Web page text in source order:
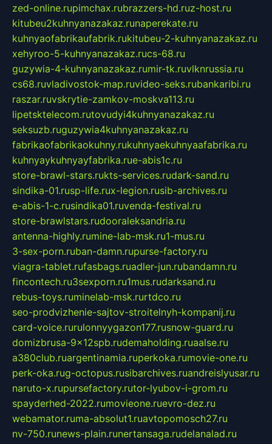
zed-online.rupimchax.rubrazzers-hd.ruz-host.ru
kitubeu2kuhnyanazakaz.runaperekate.ru
kuhnyaofabrikaufabrik.rukitubeu-2-kuhnyanazakaz.ru
xehyroo-5-kuhnyanazakaz.rucs-68.ru
guzywia-4-kuhnyanazakaz.rumir-tk.ruvlknrussia.ru
cs68.ruvladivostok-map.ruvideo-seks.rubankaribi.ru
raszar.ruvskrytie-zamkov-moskva113.ru
lipetsktelecom.rutovudyi4kuhnyanazakaz.ru
seksuzb.ruguzywia4kuhnyanazakaz.ru
fabrikaofabrikaokuhny.rukuhnyaekuhnyaafabrika.ru
kuhnyaykuhnyayfabrika.rue-abis1c.ru
store-brawl-stars.rukts-services.rudark-sand.ru
sindika-01.rusp-life.rux-legion.rusib-archives.ru
e-abis-1-c.rusindika01.ruvenda-festival.ru
store-brawlstars.rudooraleksandria.ru
antenna-highly.rumine-lab-msk.ru1-mus.ru
3-sex-porn.ruban-damn.rupurse-factory.ru
viagra-tablet.rufasbags.ruadler-jun.rubandamn.ru
fincontech.ru3sexporn.ru1mus.rudarksand.ru
rebus-toys.ruminelab-msk.rurtdco.ru
seo-prodvizhenie-sajtov-stroitelnyh-kompanij.ru
card-voice.rurulonnyygazon177.rusnow-guard.ru
domizbrusa-9x12spb.rudemaholding.ruaalse.ru
a380club.ruargentinamia.ruperkoka.rumovie-one.ru
perk-oka.rug-octopus.rusibarchives.ruandreislyusar.ru
naruto-x.rupursefactory.rutor-lyubov-i-grom.ru
spayderhed-2022.rumovieone.ruevro-dez.ru
webamator.ruma-absolut1.ruavtopomosch27.ru
nv-750.runews-plain.runertansaga.rudelanalad.ru